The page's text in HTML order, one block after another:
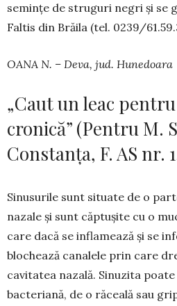
semințe de struguri negri și se
Faltis din Brăila (tel. 0239/
OANA N. – Deva, jud. Hunedoara
„Caut un leac
cronică” (Pentru M.
Constanța, F. AS nr.
Sinusurile sunt situate de o
nazale și sunt căptușite cu o
care dacă se inflamează și se
blochează canalele prin care
cavitatea nazală. Sinuzita
bacteriană, de o răceală sau